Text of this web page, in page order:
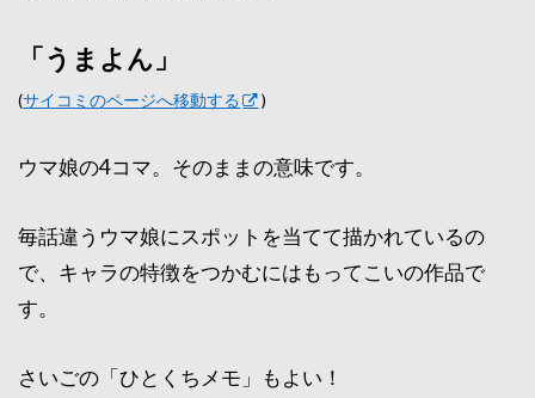
「うまよん」
(サイコミのページへ移動する )
ウマ娘の4コマ。そのままの意味です。
毎話違うウマ娘にスポットを当てて描かれているの
で、キャラの特徴をつかむにはもってこいの作品で
す。
さいごの「ひとくちメモ」もよい！